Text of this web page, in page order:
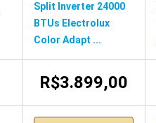
Split Inverter 24000
BTUs Electrolux
Color Adapt ...
R$3.899,00